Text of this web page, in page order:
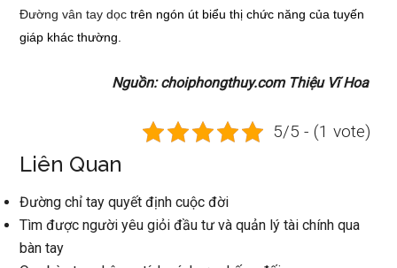
Đường vân tay dọc trên ngón út biểu thị chức năng của tuyến
giáp khác thường.
Nguồn: choiphongthuy.com Thiệu Vĩ Hoa
5/5 - (1 vote)
Liên Quan
Đường chỉ tay quyết định cuộc đời
Tìm được người yêu giỏi đầu tư và quản lý tài chính qua
bàn tay